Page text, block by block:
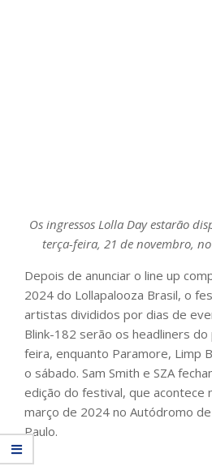
Os ingressos Lolla Day estarão
terça-feira, 21 de novembro,
Depois de anunciar o line up
2024 do Lollapalooza Brasil, o
artistas divididos por dias de
Blink-182 serão os headliners
feira, enquanto Paramore, Limp
o sábado. Sam Smith e SZA
edição do festival, que acontece
março de 2024 no Autódromo
Paulo.